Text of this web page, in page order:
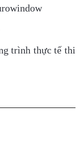
trình thực tế thi